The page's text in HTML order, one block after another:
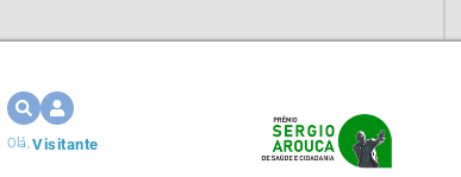
Olá,Visitante